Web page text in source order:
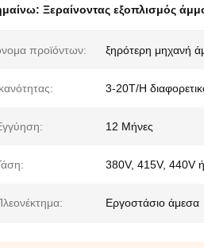
Ξεραίνοντας εξοπλισμός
προϊόντων: ξηρότερη μηχανή
3-20T/H
12 Μήνες
380V, 415V, 440V
Εργοστάσιο άμεσα